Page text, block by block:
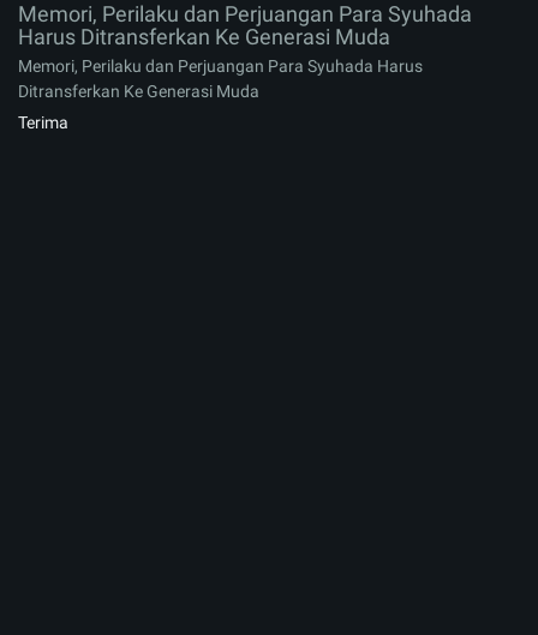
Memori, Perilaku dan Perjuangan Para Syuhada
Harus Ditransferkan Ke Generasi Muda
Memori, Perilaku dan Perjuangan Para Syuhada Harus
Ditransferkan Ke Generasi Muda
Terima